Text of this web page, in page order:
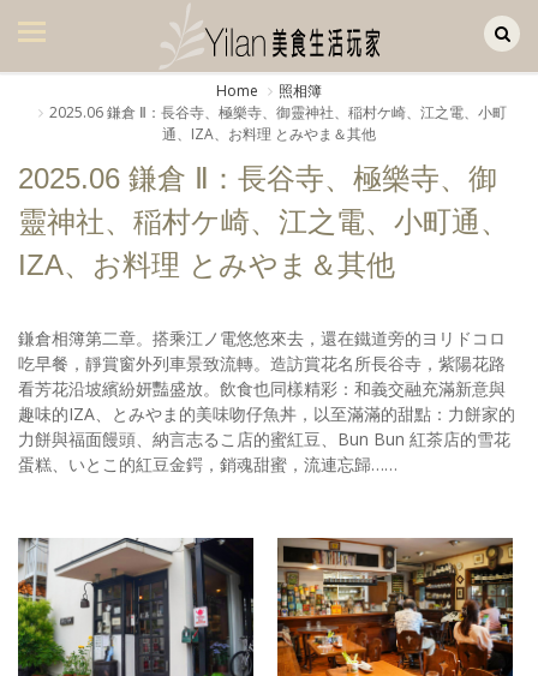
美食集
美飲集
廚房集
旅遊集
旅遊美食集
書房集
日記簿
餐桌週記
照相簿
影音區
創意出版服務
Home
照相簿
2025.06 鎌倉 Ⅱ：長谷寺、極樂寺、御靈神社、稲村ケ崎、江之電、小町
通、IZA、お料理 とみやま＆其他
2025.06 鎌倉 Ⅱ：長谷寺、極樂寺、御
靈神社、稲村ケ崎、江之電、小町通、
IZA、お料理 とみやま＆其他
鎌倉相簿第二章。搭乘江ノ電悠悠來去，還在鐵道旁的ヨリドコロ
吃早餐，靜賞窗外列車景致流轉。造訪賞花名所長谷寺，紫陽花路
看芳花沿坡繽紛妍豔盛放。飲食也同樣精彩：和義交融充滿新意與
趣味的IZA、とみやま的美味吻仔魚丼，以至滿滿的甜點：力餅家的
力餅與福面饅頭、納言志るこ店的蜜紅豆、Bun Bun 紅茶店的雪花
蛋糕、いとこ的紅豆金鍔，銷魂甜蜜，流連忘歸……